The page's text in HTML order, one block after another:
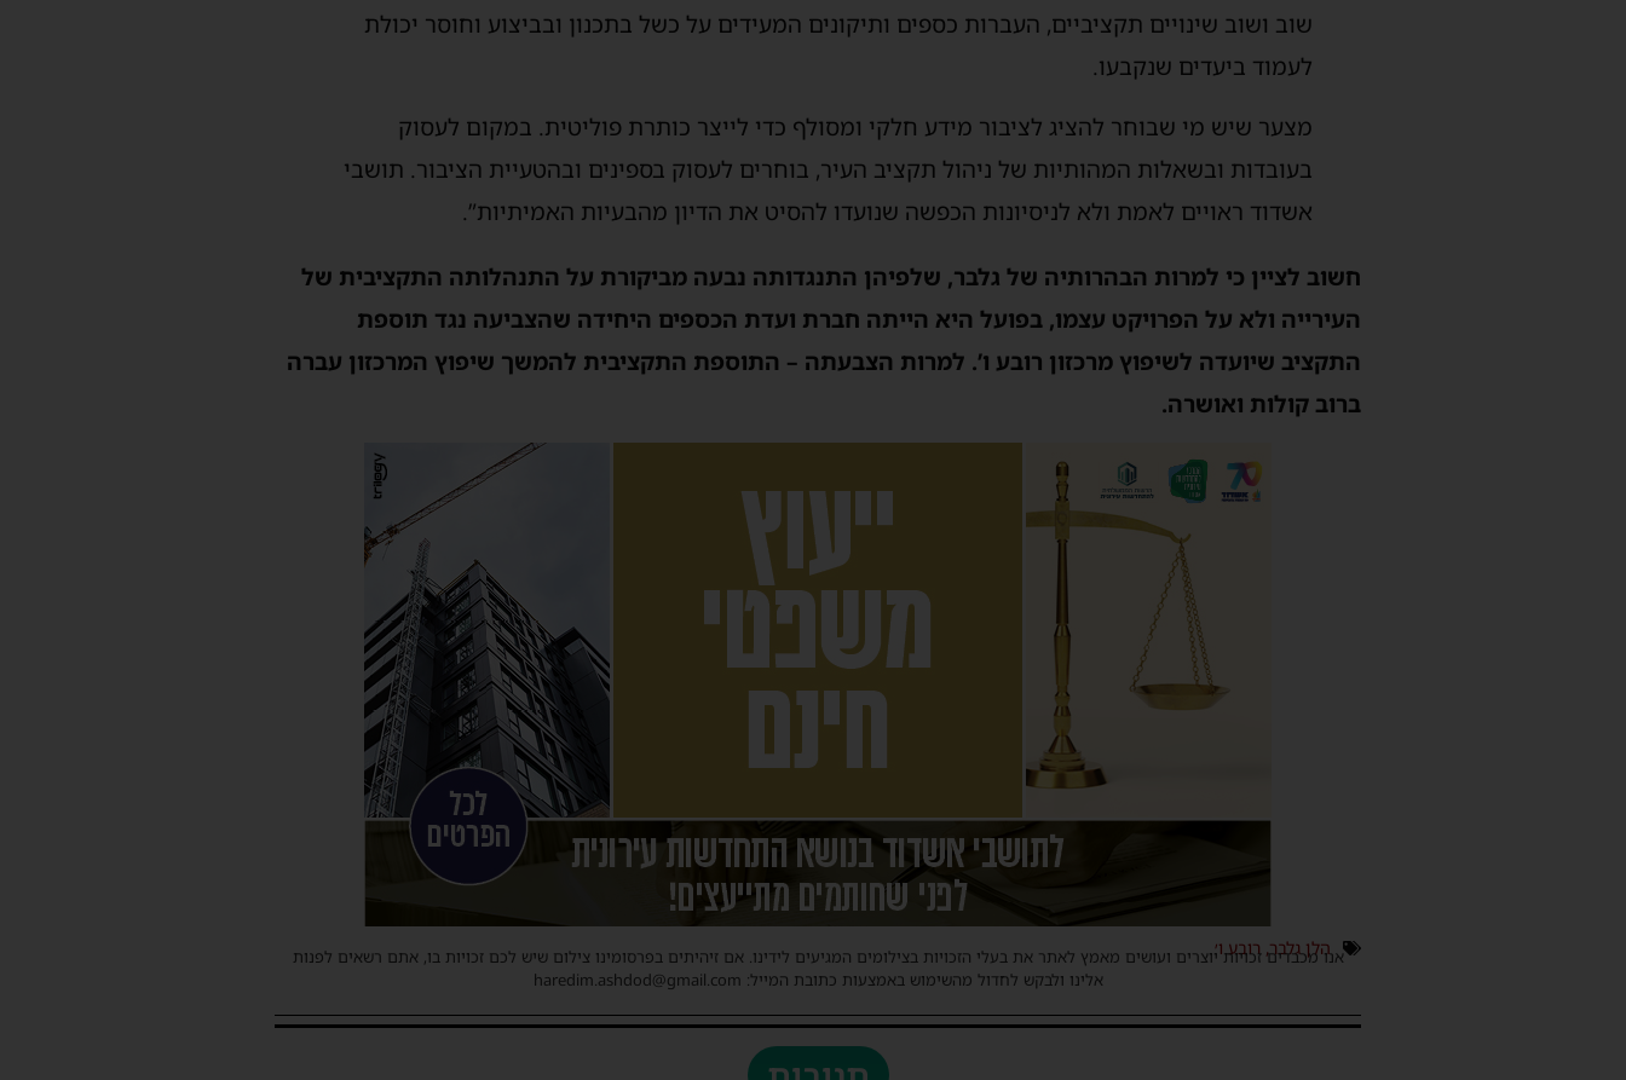
שוב ושוב שינויים תקציביים, העברות כספים ותיקונים המעידים על כשל בתכנון ובביצוע וחוסר יכולת
לעמוד ביעדים שנקבעו.
מצער שיש מי שבוחר להציג לציבור מידע חלקי ומסולף כדי לייצר כותרת פוליטית. במקום לעסוק
בעובדות ובשאלות המהותיות של ניהול תקציב העיר, בוחרים לעסוק בספינים ובהטעיית הציבור. תושבי
אשדוד ראויים לאמת ולא לניסיונות הכפשה שנועדו להסיט את הדיון מהבעיות האמיתיות”.
חשוב לציין כי למרות הבהרותיה של גלבר, שלפיהן התנגדותה נבעה מביקורת על התנהלותה התקציבית של
העירייה ולא על הפרויקט עצמו, בפועל היא הייתה חברת ועדת הכספים היחידה שהצביעה נגד תוספת
התקציב שיועדה לשיפוץ מרכזון רובע ו’. למרות הצבעתה – התוספת התקציבית להמשך שיפוץ המרכזון עברה
ברוב קולות ואושרה.
הלן גלבר,רובע ו׳
אנו מכבדים זכויות יוצרים ועושים מאמץ לאתר את בעלי הזכויות בצילומים המגיעים לידינו. אם זיהיתים בפרסומינו צילום שיש לכם זכויות בו, אתם רשאים לפנות
אלינו ולבקש לחדול מהשימוש באמצעות כתובת המייל: haredim.ashdod@gmail.com